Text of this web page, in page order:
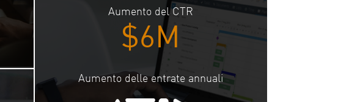
Aumento del CTR
$6M
Aumento delle entrate annuali